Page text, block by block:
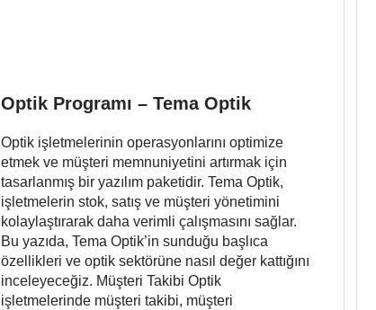
Optik Programı – Tema Optik
Optik işletmelerinin operasyonlarını optimize
etmek ve müşteri memnuniyetini artırmak için
tasarlanmış bir yazılım paketidir. Tema Optik,
işletmelerin stok, satış ve müşteri yönetimini
kolaylaştırarak daha verimli çalışmasını sağlar.
Bu yazıda, Tema Optik’in sunduğu başlıca
özellikleri ve optik sektörüne nasıl değer kattığını
inceleyeceğiz. Müşteri Takibi Optik
işletmelerinde müşteri takibi, müşteri